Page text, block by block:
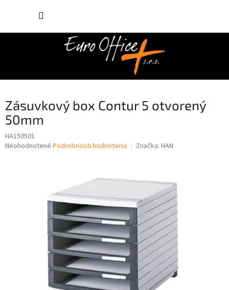
Zásuvkový box Contur 5 otvorený
50mm
HA150501
Priemerné
Neohodnotené Podrobnosti hodnotenia Značka: HAN